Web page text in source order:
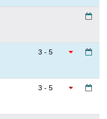
3 - 5
3 - 5